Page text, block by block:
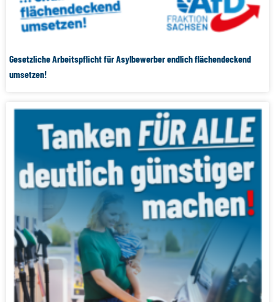
Gesetzliche Arbeitspflicht für Asylbewerber endlich flächendeckend
umsetzen!